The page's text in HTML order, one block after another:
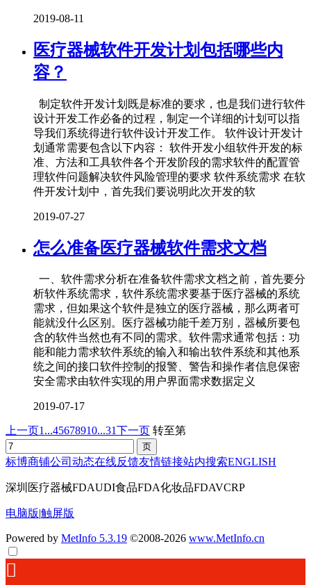
2019-08-11
医疗器械软件开发计划包括哪些内
容？
制定软件开发计划既是标准的要求，也是我们进行软件
设计开发工作必备的过程，制定一个详细的计划可以指
导我们系统得进行软件设计开发工作。 软件设计开发计
划通常需要包含以下内容： 软件开发小组软件开发的标
准、方法和工具软件各个开发阶段的需求软件的配置管
理软件问题解决软件风险管理的要求 软件系统需求 在软
件开发计划中，首先我们要说明此次开发的软
2019-07-27
怎么准备医疗器械软件需求文档
一、软件需求分析在准备软件需求文档之前，首先要分
析软件系统需求，软件系统需求要基于医疗器械的系统
需求，但如果这个软件是独立的医疗器械，那么两者可
能就没什么区别。医疗器械功能千差万别，器械所要包
含的软件当然也有不同的需求。软件需求通常包括：功
能和能力需求软件系统的输入和输出软件系统和其他系
统之间的接口软件控制的报警、警告和操作者信息保密
安全需求由软件实现的用户界面需求数据定义
2019-07-17
上一页1...45678910...31下一页 转至第
标博商铺公司动态在线反馈友情链接站内搜索ENGLISH
深圳医疗器械FDAUDI食品FDA化妆品FDAVCRP
电脑版|触屏版
Powered by MetInfo 5.3.19 ©2008-2026 www.MetInfo.cn